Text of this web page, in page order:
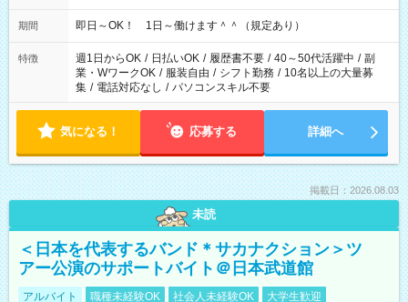
期間 即日～OK！ 1日～働けます＾＾（規定あり）
特徴 週1日からOK / 日払いOK / 履歴書不要 / 40～50代活躍中 / 副
業・WワークOK / 服装自由 / シフト勤務 / 10名以上の大量募
集 / 電話対応なし / パソコンスキル不要
気になる！ 応募する 詳細へ
掲載日：2026.08.03
未読
＜日本を代表するバンド＊サカナクション＞ツ
アー公演のサポートバイト＠日本武道館
アルバイト 職種未経験OK 社会人未経験OK
大学生歓迎